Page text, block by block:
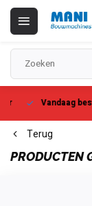
Vandaag
Terug
PRODUCTEN